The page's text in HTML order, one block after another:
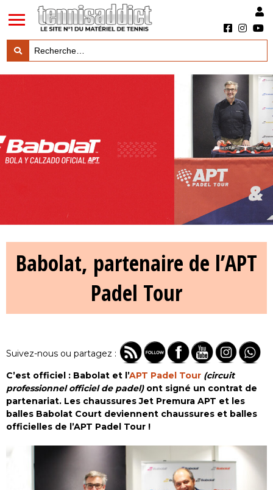
LES TESTS PRODUITS 
LES ACTUS MARQUES & PRODUITS
LES GUIDES DU MATERIEL
Babolat, partenaire de l’APT
Padel Tour
Suivez-nous ou partagez :
C’est officiel : Babolat et l’APT Padel Tour (circuit
professionnel officiel de padel)ont signé un contrat de
partenariat. Les chaussures Jet Premura APT et les
balles Babolat Court deviennent chaussures et balles
officielles de l’APT Padel Tour !